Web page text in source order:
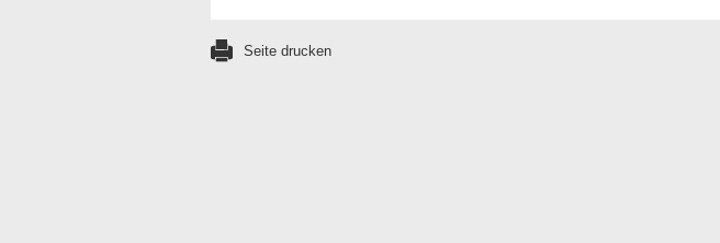
Seite drucken